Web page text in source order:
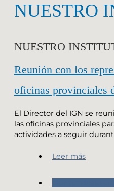
NUESTRO
NUESTRO
Reunión con los
oficinas provinciales
El Director del IGN se
las oficinas provinciales
actividades a seguir
Leer más